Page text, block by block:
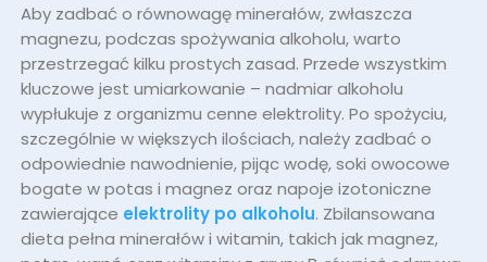
Aby zadbać o równowagę minerałów, zwłaszcza
magnezu, podczas spożywania alkoholu, warto
przestrzegać kilku prostych zasad. Przede wszystkim
kluczowe jest umiarkowanie – nadmiar alkoholu
wypłukuje z organizmu cenne elektrolity. Po spożyciu,
szczególnie w większych ilościach, należy zadbać o
odpowiednie nawodnienie, pijąc wodę, soki owocowe
bogate w potas i magnez oraz napoje izotoniczne
zawierające elektrolity po alkoholu. Zbilansowana
dieta pełna minerałów i witamin, takich jak magnez,